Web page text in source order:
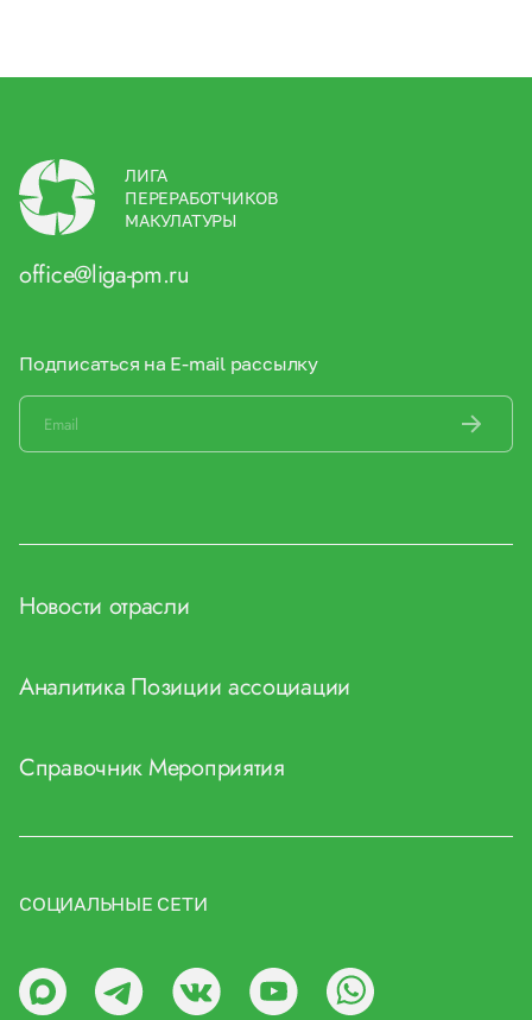
ЛИГА
ПЕРЕРАБОТЧИКОВ
МАКУЛАТУРЫ
office@liga-pm.ru
Подписаться на E-mail рассылку
Новости отрасли
Аналитика Позиции ассоциации
СправочникМероприятия
СОЦИАЛЬНЫЕ СЕТИ